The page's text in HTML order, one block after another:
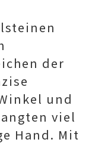
der
und
viel
Hand. Mit